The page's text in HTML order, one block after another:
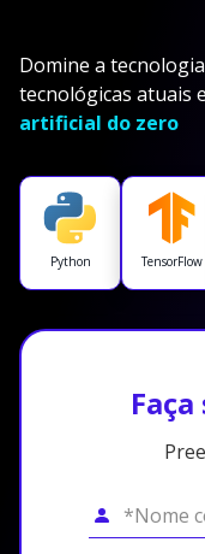
Domine a
tecnológicas atuais e
artificial do zero
Python TensorFlow